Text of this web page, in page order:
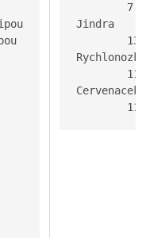
Jindra
Cervenacek